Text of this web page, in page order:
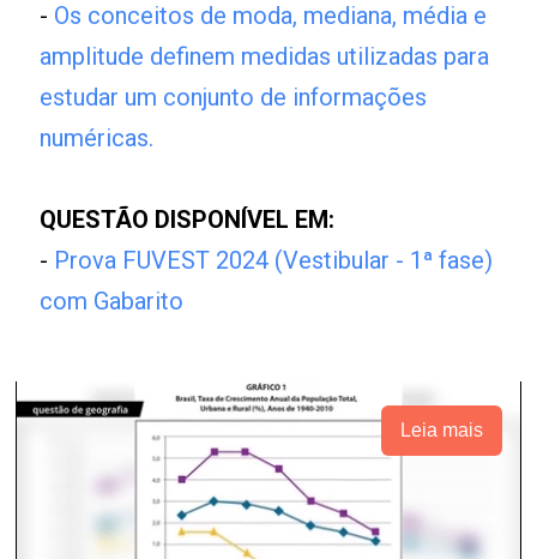
- Os conceitos de moda, mediana, média e
amplitude definem medidas utilizadas para
estudar um conjunto de informações
numéricas.
QUESTÃO DISPONÍVEL EM:
- Prova FUVEST 2024 (Vestibular - 1ª fase)
com Gabarito
Leia mais